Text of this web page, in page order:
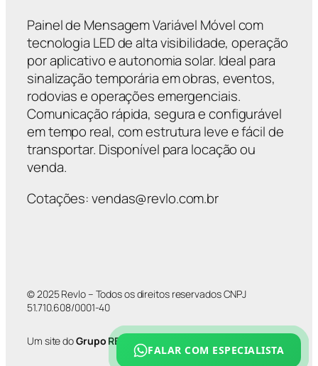
Painel de Mensagem Variável Móvel com
tecnologia LED de alta visibilidade, operação
por aplicativo e autonomia solar. Ideal para
sinalização temporária em obras, eventos,
rodovias e operações emergenciais.
Comunicação rápida, segura e configurável
em tempo real, com estrutura leve e fácil de
transportar. Disponível para locação ou
venda.
Cotações: vendas@revlo.com.br
© 2025 Revlo – Todos os direitos reservados CNPJ
51.710.608/0001-40
Um site doGrupo REVLO
FALAR COM ESPECIALISTA